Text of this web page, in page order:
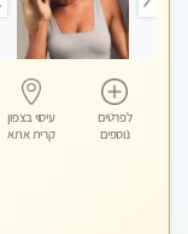
לפרטים
נוספים
עיסוי בצפון
קרית אתא